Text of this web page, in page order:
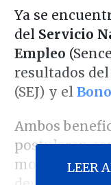
Ya se
del Servicio
Empleo
resultados del
(SEJ) y el
Ambos
postularon
modalidad de
LEER